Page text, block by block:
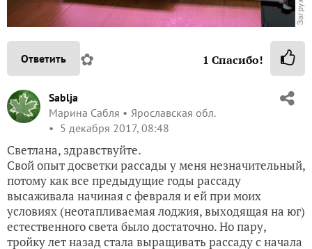
Ответить ✿ 1 Спасибо!
Sablja
Марина Сабля
Ярославская обл.
5 декабря 2017, 08:48
Светлана, здравствуйте.
Свой опыт досветки рассады у меня незначительный,
потому как все предыдущие годы рассаду
высаживала начиная с февраля и ей при моих
условиях (неотапливаемая лоджия, выходящая на юг)
естественного света было достаточно. Но пару,
тройку лет назад стала выращивать рассаду с начала